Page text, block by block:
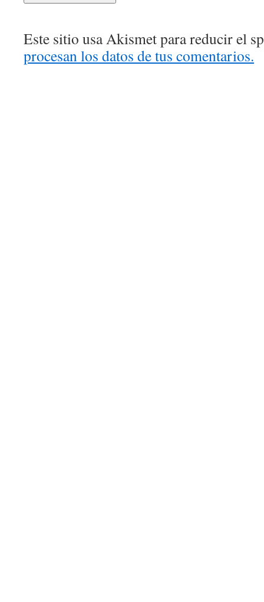
Este sitio usa Akismet para reducir el
procesan los datos de tus comentarios.